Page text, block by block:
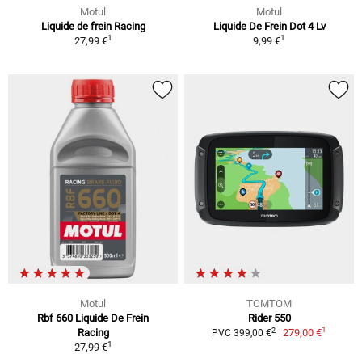
Motul
Liquide de frein Racing
27,99 €1
Motul
Liquide De Frein Dot 4 Lv
9,99 €1
Motul
Rbf 660 Liquide De Frein
Racing
27,99 €1
TOMTOM
Rider 550
PVC 399,00 €2 279,00 €1